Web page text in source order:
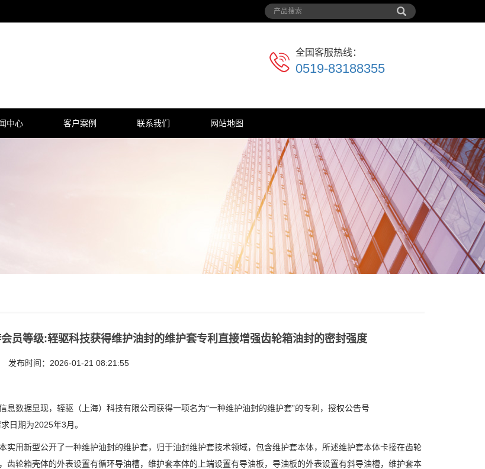
全国客服热线：
0519-83188355
中心 客户案例 联系我们 网站地图
员等级:轾驱科技获得维护油封的维护套专利直接增强齿轮箱油封的密封强度
发布时间：2026-01-21 08:21:55
数据显现，轾驱（上海）科技有限公司获得一项名为“一种维护油封的维护套”的专利，授权公告号
日期为2025年3月。
用新型公开了一种维护油封的维护套，归于油封维护套技术领域，包含维护套本体，所述维护套本体卡接在齿轮
齿轮箱壳体的外表设置有循环导油槽，维护套本体的上端设置有导油板，导油板的外表设置有斜导油槽，维护套本